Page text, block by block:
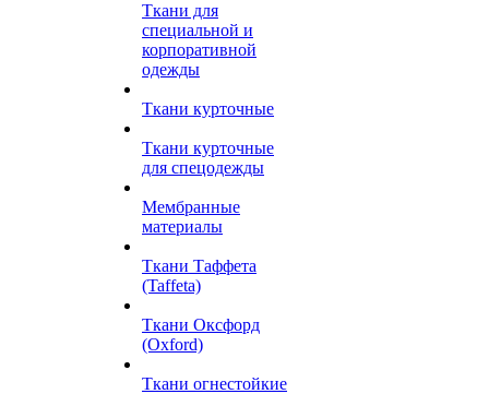
Ткани для
специальной и
корпоративной
одежды
Ткани курточные
Ткани курточные
для спецодежды
Мембранные
материалы
Ткани Таффета
(Taffeta)
Ткани Оксфорд
(Oxford)
Ткани огнестойкие